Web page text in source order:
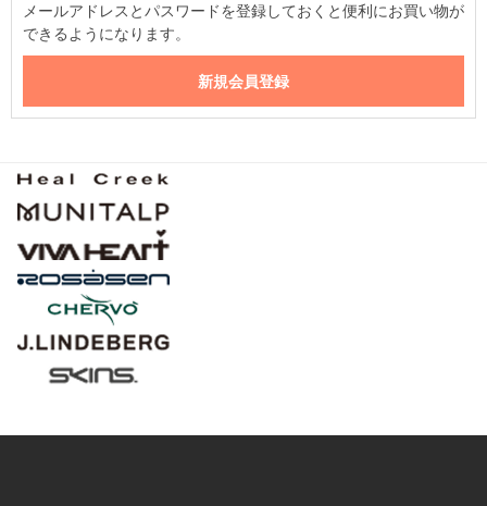
メールアドレスとパスワードを登録しておくと便利にお買い物が
できるようになります。